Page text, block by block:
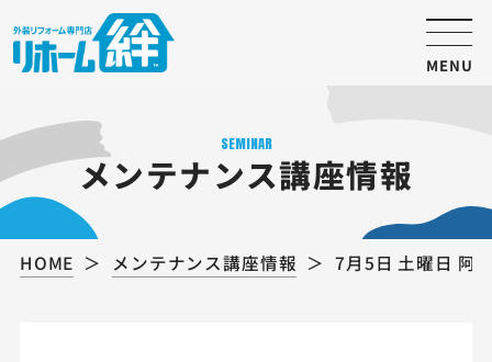
MENU
SEMINAR
メンテナンス講座情報
HOME メンテナンス講座情報 7月5日 土曜日 阿